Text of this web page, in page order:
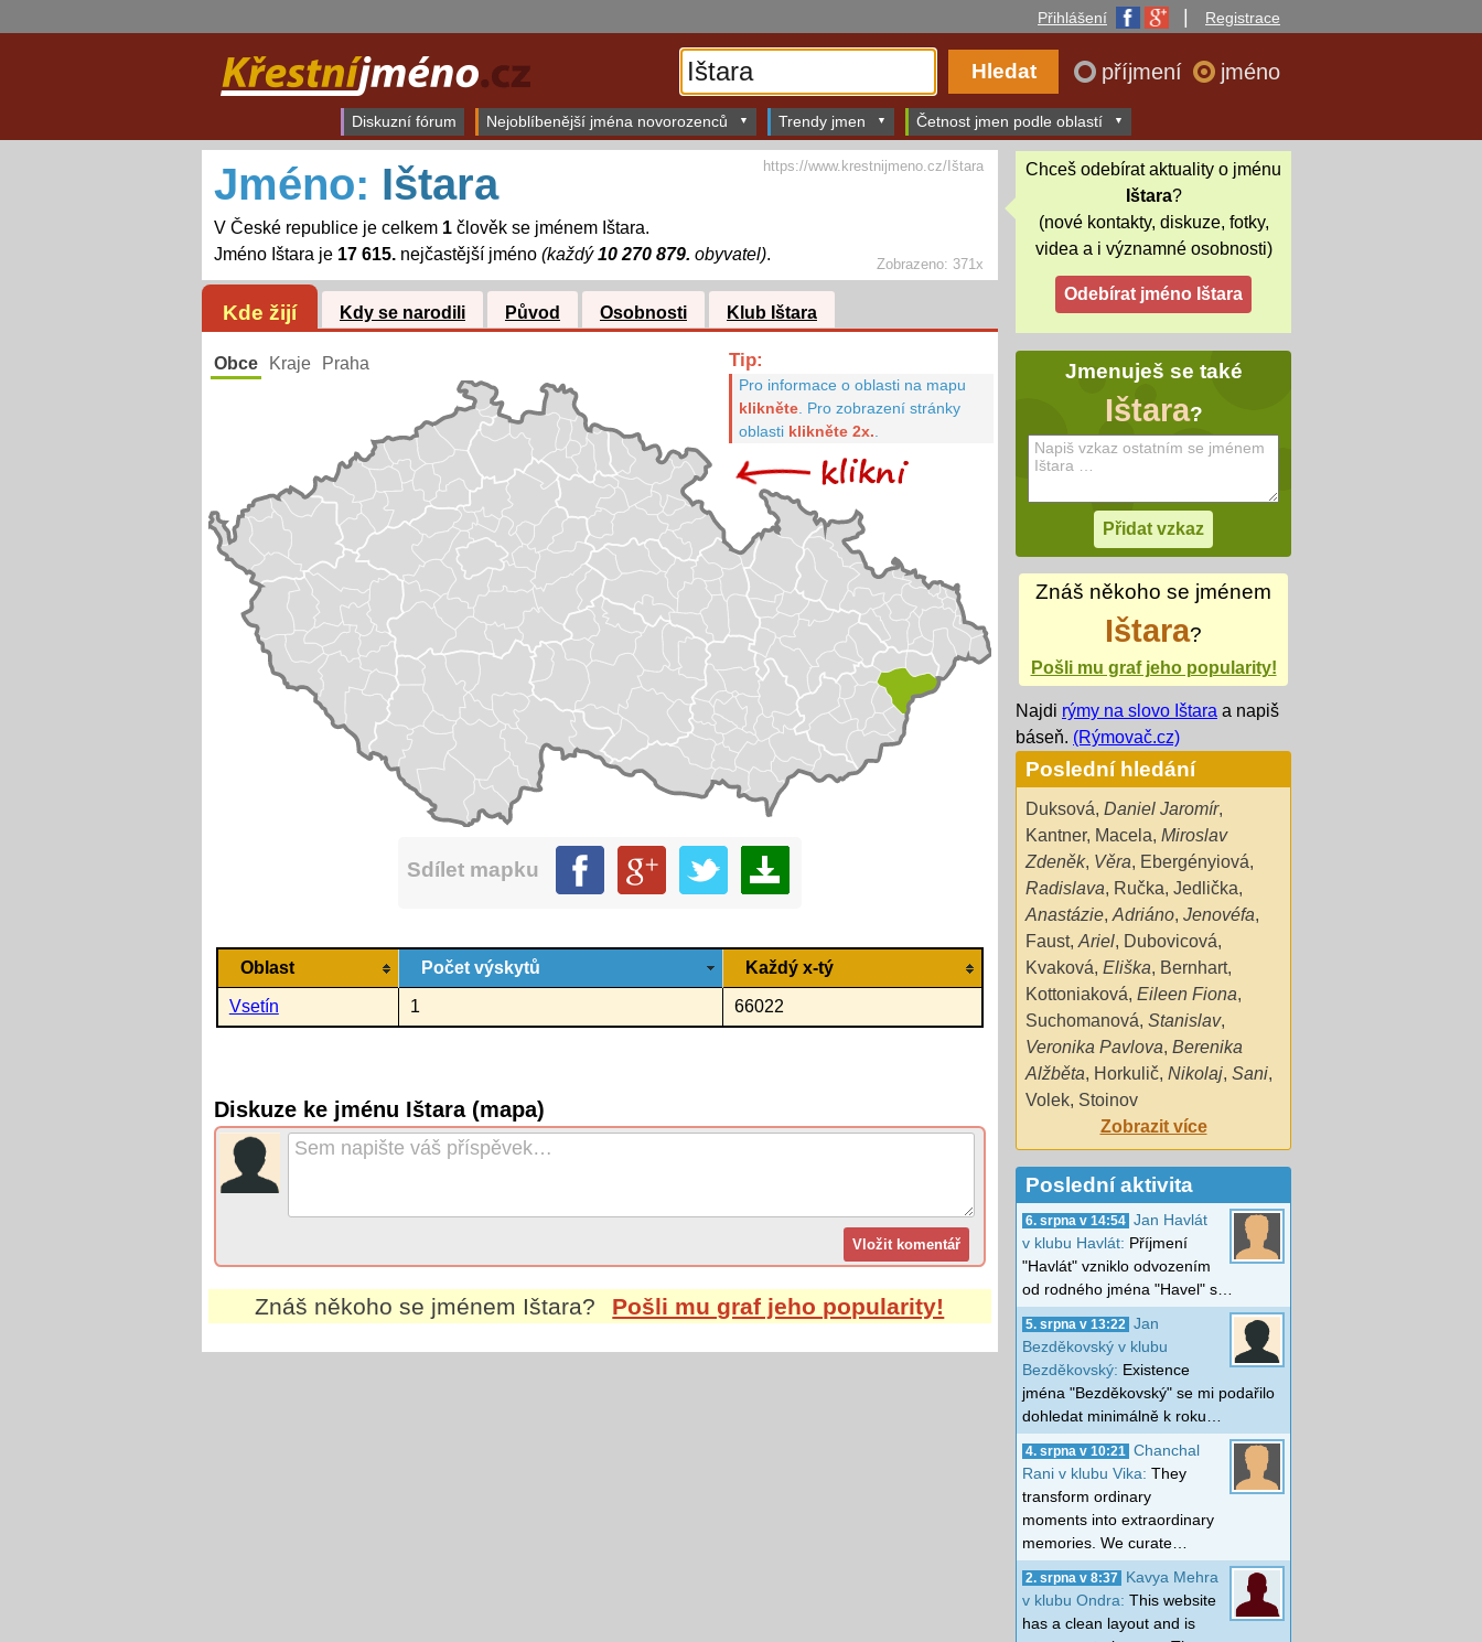
Přihlášení Registrace
příjmení jméno
Diskuzní fórum Nejoblíbenější jména novorozenců Trendy jmen Četnost jmen podle oblastí
Zobrazeno: 371x
Jméno: Ištara
V České republice je celkem 1člověk se jménem Ištara.
Jméno Ištara je 17 615.nejčastější jméno (každý10 270 879. obyvatel).
https://www.krestnijmeno.cz/Ištara
Kde žijí Kdy se narodili Původ Osobnosti Klub Ištara
Obce Kraje Praha Tip:
Pro informace o oblasti na mapu
klikněte. Pro zobrazení stránky
oblasti klikněte 2x.
Sdílet mapku
Oblast Počet výskytů Každý x-tý
Vsetín 1 66022
Diskuze ke jménu Ištara (mapa)
Znáš někoho se jménem Ištara? Pošli mu graf jeho popularity!
Chceš odebírat aktuality o jménu
Ištara?
(nové kontakty, diskuze, fotky,
videa a i významné osobnosti)
Jmenuješ se také
Ištara?
Znáš někoho se jménem
Ištara?
Pošli mu graf jeho popularity!
Najdi rýmy na slovo Ištara a napiš
báseň. (Rýmovač.cz)
Poslední hledání
Duksová, Daniel Jaromír,
Kantner, Macela, Miroslav
Zdeněk, Věra, Ebergényiová,
Radislava, Ručka, Jedlička,
Anastázie, Adriáno, Jenovéfa,
Faust, Ariel, Dubovicová,
Kvaková, Eliška, Bernhart,
Kottoniaková, Eileen Fiona,
Suchomanová, Stanislav,
Veronika Pavlova, Berenika
Alžběta, Horkulič, Nikolaj, Sani,
Volek, Stoinov
Zobrazit více
Poslední aktivita
6. srpna v 14:54 Jan Havlát
v klubu Havlát: Příjmení
"Havlát" vzniklo odvozením
od rodného jména "Havel" s…
5. srpna v 13:22
Jan
Bezděkovský v klubu
Bezděkovský: Existence
jména "Bezděkovský" se mi podařilo
dohledat minimálně k roku…
4. srpna v 10:21
Chanchal
Rani v klubu Vika: They
transform ordinary
moments into extraordinary
memories. We curate…
2. srpna v 8:37
Kavya Mehra
v klubu Ondra: This website
has a clean layout and is